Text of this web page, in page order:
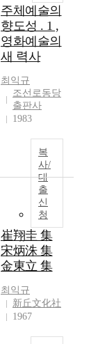
주체예술의
향도성 . 1 ,
영화예술의
새 력사
최익규
조선로동당
출판사
1983
복
사/
대
출
신
청
崔翔圭 集
宋炳洙 集
金東立 集
최익규
新丘文化社
1967